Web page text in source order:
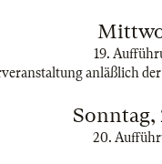
19.
anläßlich
Sonntag,
20.